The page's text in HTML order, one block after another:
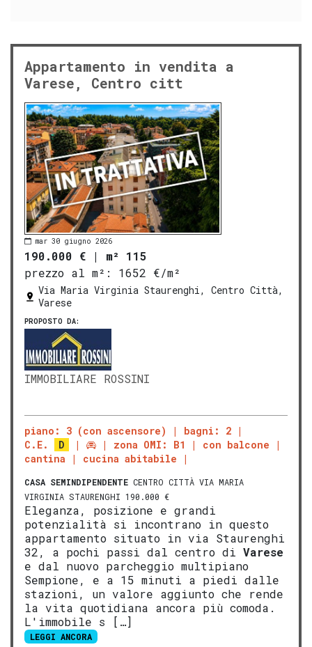
Appartamento in vendita a
Varese, Centro citt
mar 30 giugno 2026
190.000 € | m² 115
prezzo al m²:
1652 €/m²
Via Maria Virginia Staurenghi, Centro Città,
Varese
PROPOSTO DA:
IMMOBILIARE ROSSINI
piano: 3 (con ascensore)
bagni: 2
C.E.
D zona OMI: B1
con balcone
cantina
cucina abitabile
CASA SEMINDIPENDENTE CENTRO CITTÀ VIA MARIA
VIRGINIA STAURENGHI 190.000 €
Eleganza, posizione e grandi
potenzialità si incontrano in questo
appartamento situato in via Staurenghi
32, a pochi passi dal centro di Varese
e dal nuovo parcheggio multipiano
Sempione, e a 15 minuti a piedi dalle
stazioni, un valore aggiunto che rende
la vita quotidiana ancora più comoda.
L'immobile s […]
LEGGI ANCORA